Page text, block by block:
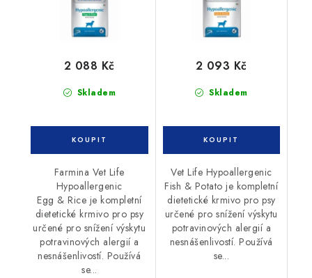
Skladem
2 088 Kč
Farmina Vet Life
Hypoallergenic
Egg & Rice je kompletní
dietetické krmivo pro psy
určené pro snížení výskytu
potravinových alergií a
nesnášenlivostí. Používá
se...
Skladem
2 093 Kč
Vet Life Hypoallergenic
Fish & Potato je kompletní
dietetické krmivo pro psy
určené pro snížení výskytu
potravinových alergií a
nesnášenlivostí. Používá
se...